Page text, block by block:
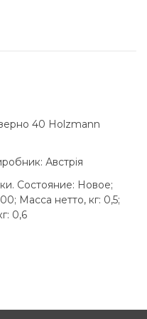
40 Holzmann
Австрія
Состояние: Новое;
Масса нетто, кг: 0,5;
0,6